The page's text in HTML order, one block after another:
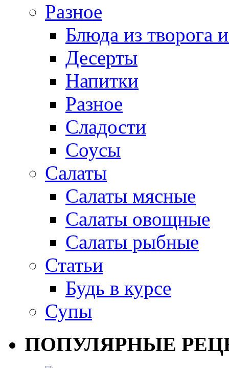
Разное
Блюда из творога
Десерты
Напитки
Разное
Сладости
Соусы
Салаты
Салаты мясные
Салаты овощные
Салаты рыбные
Статьи
Будь в курсе
Супы
ПОПУЛЯРНЫЕ